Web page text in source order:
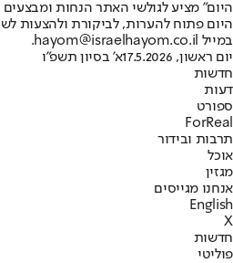
היום" מציע לגולשי האתר הנחות
היום פתוח להערות, לביקורת ולהצעות
במייל hayom@israelhayom.co.il.
יום ראשון, 17.5.2026
א' בסיון תשפ"ו
חדשות
דעות
ספורט
ForReal
תרבות ובידור
אוכל
מגזין
אנחנו מגייסים
English
X
חדשות
פוליטי